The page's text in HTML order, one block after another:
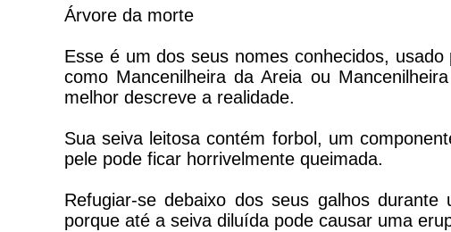
Árvore da morte
Esse é um dos seus nomes conhecidos,
como Mancenilheira da Areia ou
melhor descreve a realidade.
Sua seiva leitosa contém forbol, um
pele pode ficar horrivelmente queimada.
Refugiar-se debaixo dos seus galhos
porque até a seiva diluída pode causar uma